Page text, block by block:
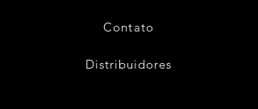
Contato
Distribuidores